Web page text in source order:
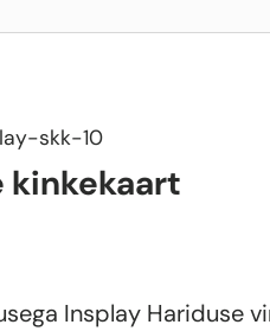
skk-10
kinkekaart
Insplay Hariduse